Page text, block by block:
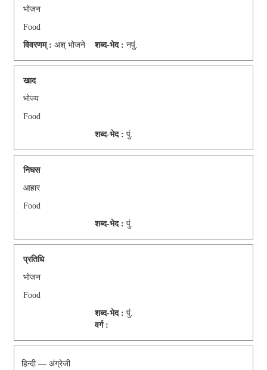
भोजन
Food
विवरणम् : अश् भोजने शब्द-भेद : नपुं.
खाद
भोज्य
Food
शब्द-भेद : पुं.
निघस
आहार
Food
शब्द-भेद : पुं.
प्रतिधि
भोजन
Food
शब्द-भेद : पुं.
वर्ग :
हिन्दी — अंग्रेजी